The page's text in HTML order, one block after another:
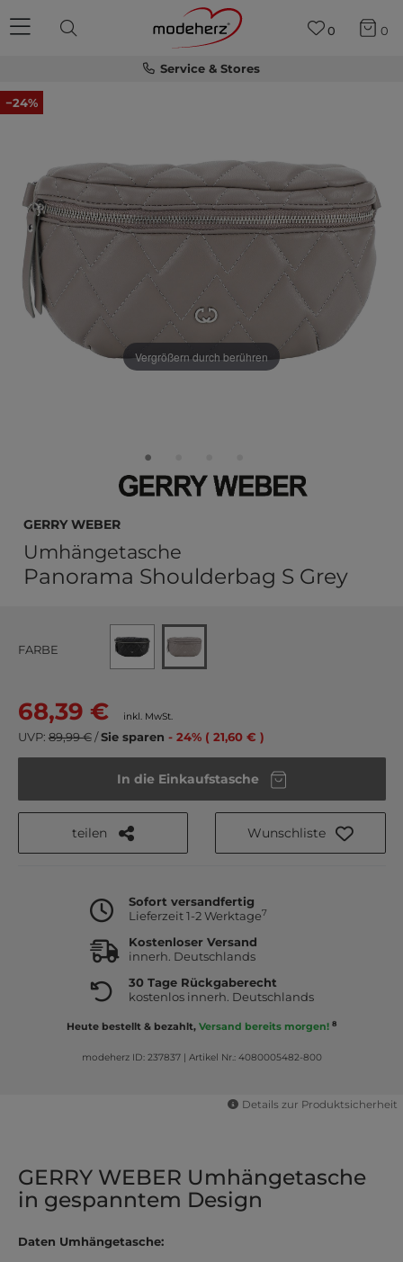
Service & Stores
0 0
−24%
Vergrößern durch berühren
GERRY WEBER
Umhängetasche
Panorama Shoulderbag S Grey
FARBE
68,39 € inkl. MwSt.
UVP: 89,99 €/Sie sparen - 24% ( 21,60 € )
In die Einkaufstasche
teilen Wunschliste
Sofort versandfertig
Lieferzeit 1-2 Werktage7
Kostenloser Versand
innerh. Deutschlands
30 Tage Rückgaberecht
kostenlos innerh. Deutschlands
Heute bestellt & bezahlt, Versand bereits morgen! 8
modeherz ID: 237837| Artikel Nr.: 4080005482-800
Details zur Produktsicherheit
GERRY WEBER Umhängetasche
in gespanntem Design
Daten Umhängetasche: